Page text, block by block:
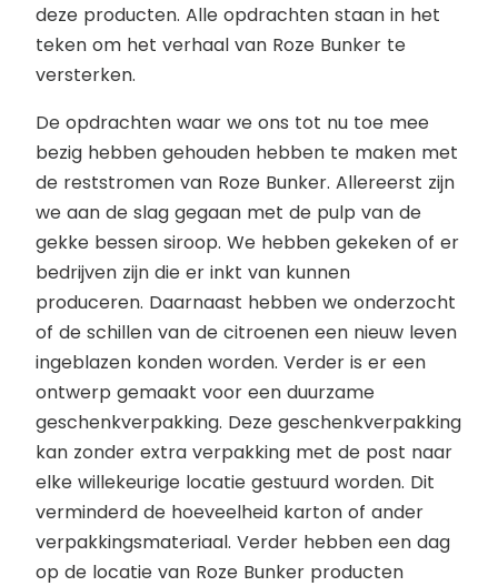
deze producten. Alle opdrachten staan in het
teken om het verhaal van Roze Bunker te
versterken.
De opdrachten waar we ons tot nu toe mee
bezig hebben gehouden hebben te maken met
de reststromen van Roze Bunker. Allereerst zijn
we aan de slag gegaan met de pulp van de
gekke bessen siroop. We hebben gekeken of er
bedrijven zijn die er inkt van kunnen
produceren. Daarnaast hebben we onderzocht
of de schillen van de citroenen een nieuw leven
ingeblazen konden worden. Verder is er een
ontwerp gemaakt voor een duurzame
geschenkverpakking. Deze geschenkverpakking
kan zonder extra verpakking met de post naar
elke willekeurige locatie gestuurd worden. Dit
verminderd de hoeveelheid karton of ander
verpakkingsmateriaal. Verder hebben een dag
op de locatie van Roze Bunker producten